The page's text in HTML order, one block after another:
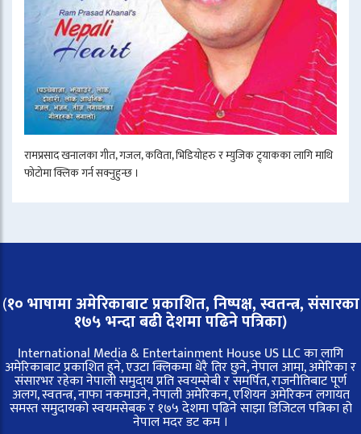
रामप्रसाद खनालका गीत, गजल, कविता, भिडियोहरु र म्युजिक ट्र्याकका लागि माथि
फोटोमा क्लिक गर्न सक्नुहुन्छ ।
(१० भाषामा अमेरिकाबाट प्रकाशित, निष्पक्ष, स्वतन्त्र,संसारका
१७५ भन्दा बढी देशमा पढिने पत्रिका)
International Media & Entertainment House US LLC का लागि
अमेरिकाबाट प्रकाशित हुने, एउटा क्लिकमा धेरै तिर छुने, नेपाल आमा, अमेरिका र
संसारभर रहेका नेपाली समुदाय प्रति स्वयम्सेबी र समर्पित, राजनीतिबाट पूर्ण
अलग, स्वतन्त्र, नाफा नकमाउने, नेपाली अमेरिकन, एशियन अमेरिकन लगायत
समस्त समुदायको स्वयमसेबक र १७५ देशमा पढिने साझा डिजिटल पत्रिका हो
नेपाल मदर डट कम ।